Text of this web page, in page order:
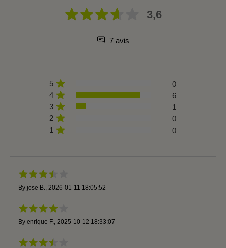
3,6
7 avis
5
0
4
6
3
1
2
0
1
0
By jose B. 2026-01-11 18:05:52
By enrique F. 2025-10-12 18:33:07